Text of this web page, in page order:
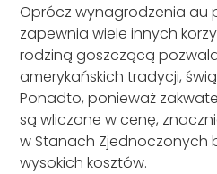
Oprócz wynagrodzenia au
zapewnia wiele innych
rodziną goszczącą
amerykańskich tradycji,
Ponadto, ponieważ
są wliczone w cenę,
w Stanach Zjednoczonych
wysokich kosztów.